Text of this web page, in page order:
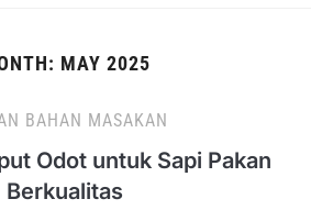
MAY 2025
BAHAN MASAKAN
Odot untuk Sapi Pakan
Berkualitas